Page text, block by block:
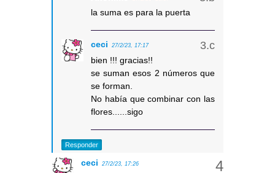
la suma es para la puerta
ceci 27/2/23, 17:17
bien !!! gracias!!
se suman esos 2 números que
se forman.
No había que combinar con las
flores......sigo
Responder
ceci 27/2/23, 17:26